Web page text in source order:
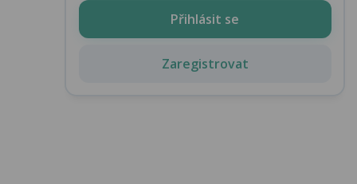
Přihlásit se
Zaregistrovat